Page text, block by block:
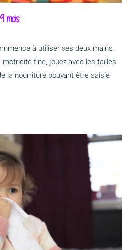
mois
à utiliser ses deux mains.
motricité fine, jouez avec les tailles
la nourriture pouvant être saisie